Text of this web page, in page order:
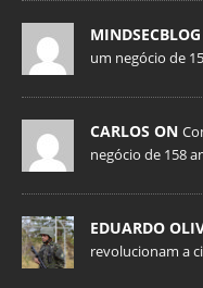
um negócio de
CARLOS ON
negócio de 158
EDUARDO
revolucionam a